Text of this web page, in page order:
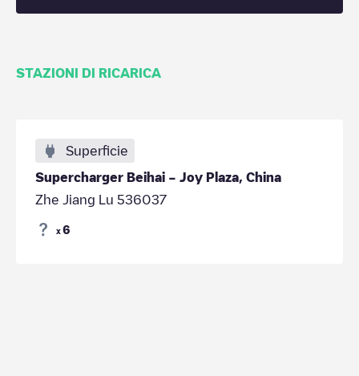
STAZIONI DI RICARICA
Superficie
Supercharger Beihai – Joy Plaza, China
Zhe Jiang Lu 536037
x 6